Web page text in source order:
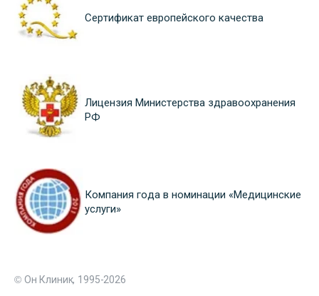
Сертификат европейского качества
Лицензия Министерства здравоохранения
РФ
Компания года в номинации «Медицинские
услуги»
© Он Клиник, 1995-2026